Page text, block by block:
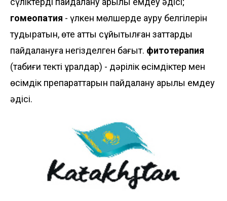
гомеопатия - үлкен мөлшерде ауру белгілерін
тудыратын, өте қатты сұйытылған заттарды
пайдалануға негізделген бағыт. фитотерапия
(табиғи текті құралдар) - дәрілік өсімдіктер мен
өсімдік препараттарын пайдалану арқылы емдеу
әдісі.